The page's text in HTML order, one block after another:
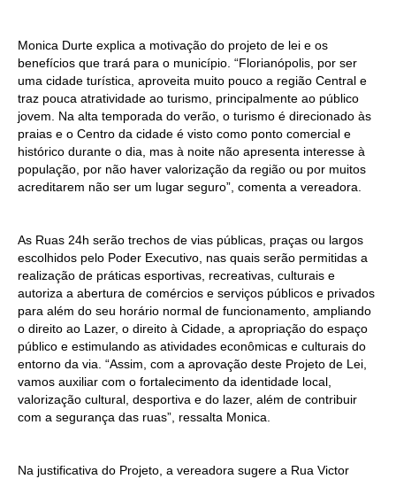
Monica Durte explica a motivação do projeto de lei e os
benefícios que trará para o município. “Florianópolis, por ser
uma cidade turística, aproveita muito pouco a região Central e
traz pouca atratividade ao turismo, principalmente ao público
jovem. Na alta temporada do verão, o turismo é direcionado às
praias e o Centro da cidade é visto como ponto comercial e
histórico durante o dia, mas à noite não apresenta interesse à
população, por não haver valorização da região ou por muitos
acreditarem não ser um lugar seguro”, comenta a vereadora.
As Ruas 24h serão trechos de vias públicas, praças ou largos
escolhidos pelo Poder Executivo, nas quais serão permitidas a
realização de práticas esportivas, recreativas, culturais e
autoriza a abertura de comércios e serviços públicos e privados
para além do seu horário normal de funcionamento, ampliando
o direito ao Lazer, o direito à Cidade, a apropriação do espaço
público e estimulando as atividades econômicas e culturais do
entorno da via. “Assim, com a aprovação deste Projeto de Lei,
vamos auxiliar com o fortalecimento da identidade local,
valorização cultural, desportiva e do lazer, além de contribuir
com a segurança das ruas”, ressalta Monica.
Na justificativa do Projeto, a vereadora sugere a Rua Victor